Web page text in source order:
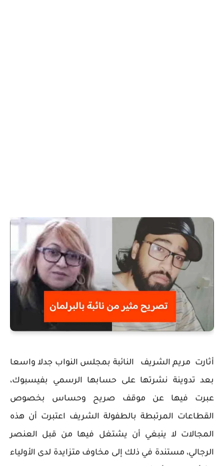
أثارت مريم الشريف النائبة بمجلس النواب جدلا واسعا
بعد تدوينة نشرتها على حسابها الرسمي بفيسبوك،
عبرت فيها عن موقف صريح وحساس بخصوص
القطاعات المرتبطة بالطفولة الشريف اعتبرت أن هذه
المجالات لا ينبغي أن يشتغل فيها من قبل العنصر
الرجالي، مستندة في ذلك إلى مخاوف متزايدة لدى الأولياء